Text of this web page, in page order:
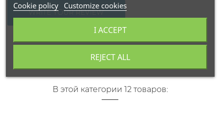
WRITE YOUR REVIEW
В этой категории 12 товаров:
Cookie policy Customize cookies
REJECT ALL
I ACCEPT